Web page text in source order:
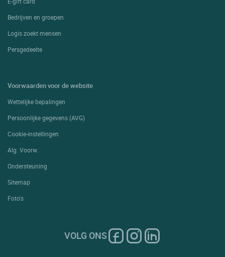
Bedrijven en groepen
Logis zoekt mensen
Persgedeelte
Voorwaarden voor de website
Wettelijke bepalingen
Persoonlijke gegevens (AVG)
Cookie-instellingen
Alg. Voorw.
Ondersteuning
Sitemap
Foto's
VOLG ONS